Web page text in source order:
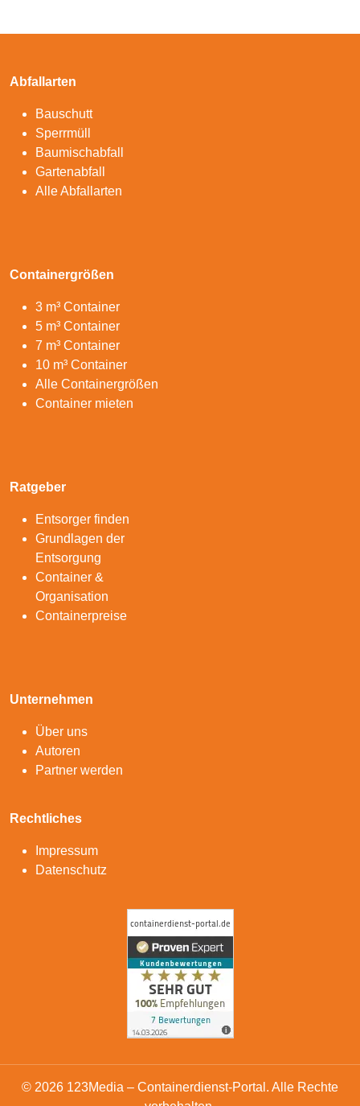
Abfallarten
Bauschutt
Sperrmüll
Baumischabfall
Gartenabfall
Alle Abfallarten
Containergrößen
3 m³ Container
5 m³ Container
7 m³ Container
10 m³ Container
Alle Containergrößen
Container mieten
Ratgeber
Entsorger finden
Grundlagen der
Entsorgung
Container &
Organisation
Containerpreise
Unternehmen
Über uns
Autoren
Partner werden
Rechtliches
Impressum
Datenschutz
© 2026 123Media – Containerdienst-Portal. Alle Rechte